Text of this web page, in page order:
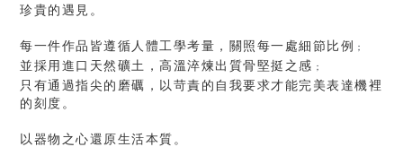
珍貴的遇見。
每一件作品皆遵循人體工學考量，關照每一處細節比例 ；
並採用進口天然礦土，高溫淬煉出質骨堅挺之感 ；
只有通過指尖的磨礪，以苛責的自我要求才能完美表達機裡
的刻度。
以器物之心還原生活本質。